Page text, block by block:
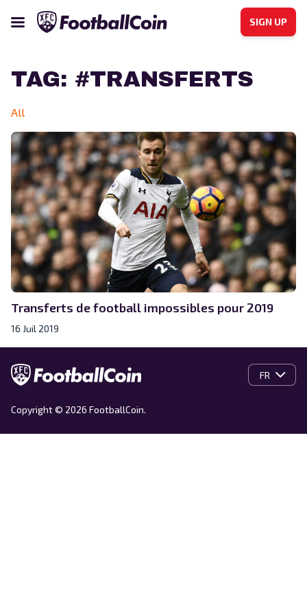
SIGN UP
TAG: #TRANSFERTS
All
Transferts de football impossibles pour 2019
16 Juil 2019
FR
Copyright © 2026 FootballCoin.